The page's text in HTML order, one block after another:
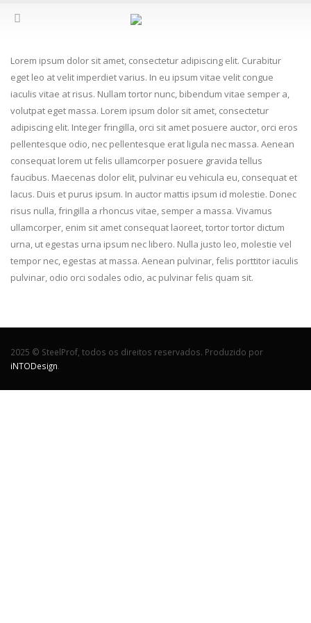
Lorem ipsum dolor sit amet, consectetur adipiscing elit. Curabitur
eget leo at velit imperdiet varius. In eu ipsum vitae velit congue
iaculis vitae at risus. Nullam tortor nunc, bibendum vitae semper a,
volutpat eget massa. Lorem ipsum dolor sit amet, consectetur
adipiscing elit. Integer fringilla, orci sit amet posuere auctor, orci eros
pellentesque odio, nec pellentesque erat ligula nec massa. Aenean
consequat lorem ut felis ullamcorper posuere gravida tellus
faucibus. Maecenas dolor elit, pulvinar eu vehicula eu, consequat et
lacus. Duis et purus ipsum. In auctor mattis ipsum id molestie. Donec
risus nulla, fringilla a rhoncus vitae, semper a massa. Vivamus
ullamcorper, enim sit amet consequat laoreet, tortor tortor dictum
urna, ut egestas urna ipsum nec libero. Nulla justo leo, molestie vel
tempor nec, egestas at massa. Aenean pulvinar, felis porttitor iaculis
pulvinar, odio orci sodales odio, ac pulvinar felis quam sit.
2025 © SteelProf, todos os direitos reservados. Produzido por
iNTODesign.